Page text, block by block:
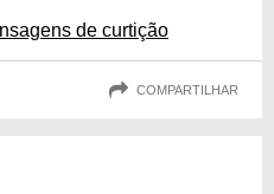
de curtição
COMPARTILHAR